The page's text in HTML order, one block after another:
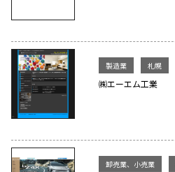
製造業 札幌
㈱エーエム工業
卸売業、小売業